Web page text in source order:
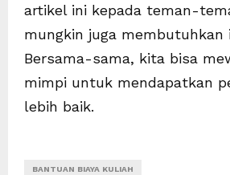
artikel ini kepada teman-
mungkin juga membutuhkan
Bersama-sama, kita bisa
mimpi untuk mendapatkan
lebih baik.
BANTUAN BIAYA KULIAH